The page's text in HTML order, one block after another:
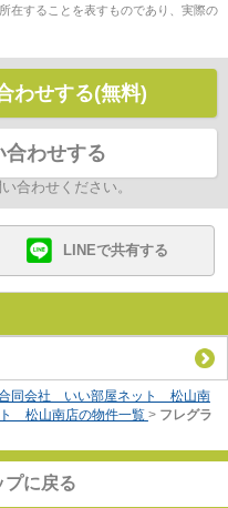
在することを表すものであり、実際の
わせする(無料)
合わせする
合わせください。
LINEで共有する
合同会社 いい部屋ネット 松山南
松山南店の物件一覧 > フレグラ
プに戻る